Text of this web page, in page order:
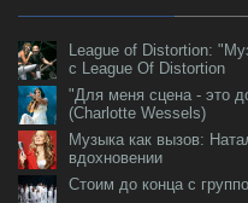
League of Distortion:
с League Of Distortion
"Для меня сцена - это
(Charlotte Wessels)
Музыка как вызов:
вдохновении
Стоим до конца с